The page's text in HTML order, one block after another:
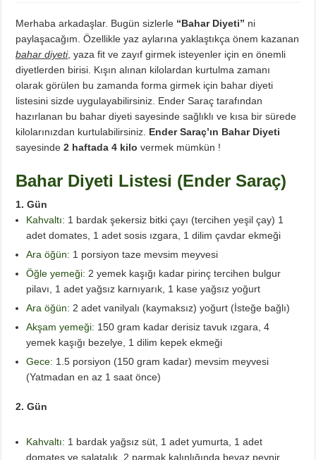
Yağ Yakan Yiyecekler Nelerdir ?
Yulaflı Diyet Mozaik Pasta Tarifi
Dukan patlıcan kebabı
Merhaba arkadaşlar. Bugün sizlerle “Bahar Diyeti” ni
paylaşacağım. Özellikle yaz aylarına yaklaştıkça önem kazanan
bahar diyeti, yaza fit ve zayıf girmek isteyenler için en önemli
diyetlerden birisi. Kışın alınan kilolardan kurtulma zamanı
olarak görülen bu zamanda forma girmek için bahar diyeti
listesini sizde uygulayabilirsiniz. Ender Saraç tarafından
hazırlanan bu bahar diyeti sayesinde sağlıklı ve kısa bir sürede
kilolarınızdan kurtulabilirsiniz. Ender Saraç’ın Bahar Diyeti
sayesinde2 haftada 4 kilo vermek mümkün !
Bahar Diyeti Listesi (Ender Saraç)
1. Gün
Kahvaltı: 1 bardak şekersiz bitki çayı (tercihen yeşil çay) 1
adet domates, 1 adet sosis ızgara, 1 dilim çavdar ekmeği
Ara öğün: 1 porsiyon taze mevsim meyvesi
Öğle yemeği: 2 yemek kaşığı kadar pirinç tercihen bulgur
pilavı, 1 adet yağsız karnıyarık, 1 kase yağsız yoğurt
Ara öğün: 2 adet vanilyalı (kaymaksız) yoğurt (İsteğe bağlı)
Akşam yemeği: 150 gram kadar derisiz tavuk ızgara, 4
yemek kaşığı bezelye, 1 dilim kepek ekmeği
Gece: 1.5 porsiyon (150 gram kadar) mevsim meyvesi
(Yatmadan en az 1 saat önce)
2. Gün
Kahvaltı: 1 bardak yağsız süt, 1 adet yumurta, 1 adet
domates ve salatalık, 2 parmak kalınlığında beyaz peynir